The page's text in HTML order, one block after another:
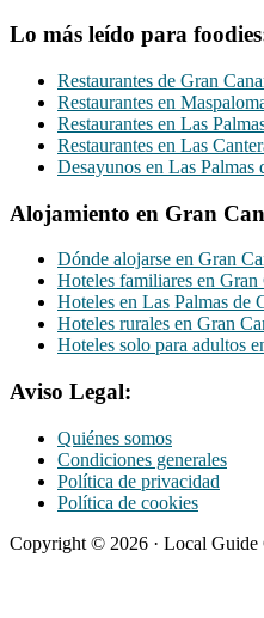
Lo más leído para
Restaurantes de Gran
Restaurantes en
Restaurantes en Las
Restaurantes en Las
Desayunos en Las Palmas
Alojamiento en Gran
Dónde alojarse en Gran
Hoteles familiares en Gran
Hoteles en Las Palmas de
Hoteles rurales en Gran
Hoteles solo para adultos
Aviso Legal:
Quiénes somos
Condiciones generales
Política de privacidad
Política de cookies
Copyright © 2026 · Local Guide